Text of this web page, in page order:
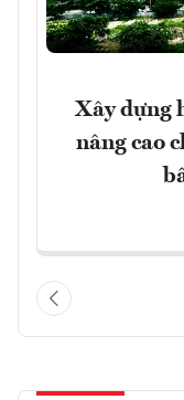
Xây dựng
nâng cao